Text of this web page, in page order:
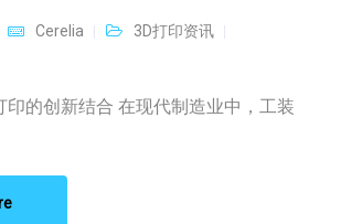
Cerelia
3D打印资讯
制造商
印的创新结合 在现代制造业中，工装